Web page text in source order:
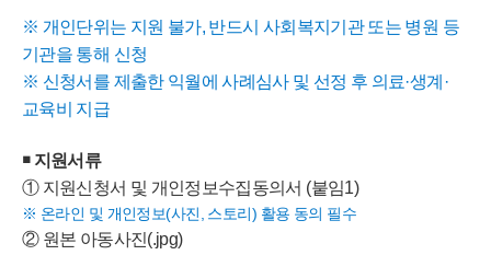
※ 개인단위는 지원 불가, 반드시 사회복지기관 또는 병원 등
기관을 통해 신청
※ 신청서를 제출한 익월에 사례심사 및 선정 후 의료·생계·
교육비 지급
￭ 지원서류
① 지원신청서 및 개인정보수집동의서 (붙임1)
※ 온라인 및 개인정보(사진, 스토리) 활용 동의 필수
② 원본 아동사진(.jpg)